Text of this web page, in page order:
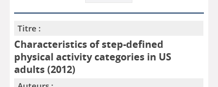
Titre :
Characteristics of step-defined
physical activity categories in US
adults (2012)